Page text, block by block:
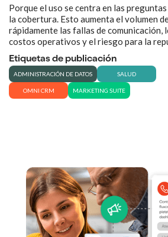
Porque el uso se centra en las
la cobertura. Esto aumenta el volumen
rápidamente las fallas de comunicación,
costos operativos y el riesgo para la
Etiquetas de publicación
ADMINISTRACIÓN DE DATOS SALUD
OMNI CRM MARKETING SUITE